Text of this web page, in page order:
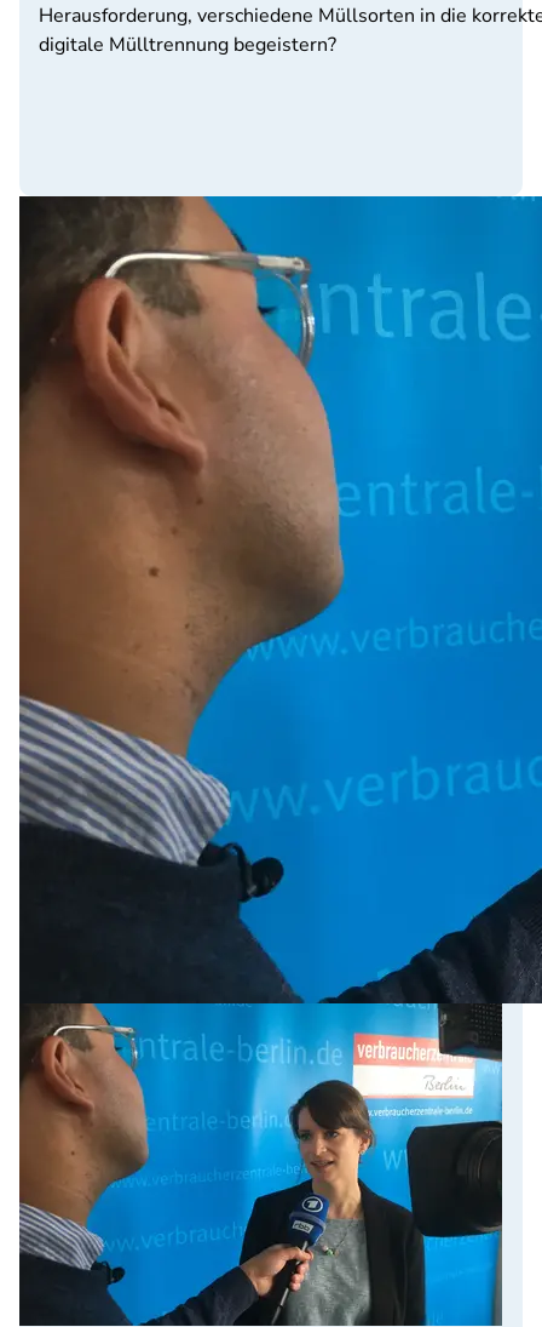
Herausforderung, verschiedene Müllsorten in die
digitale Mülltrennung begeistern?